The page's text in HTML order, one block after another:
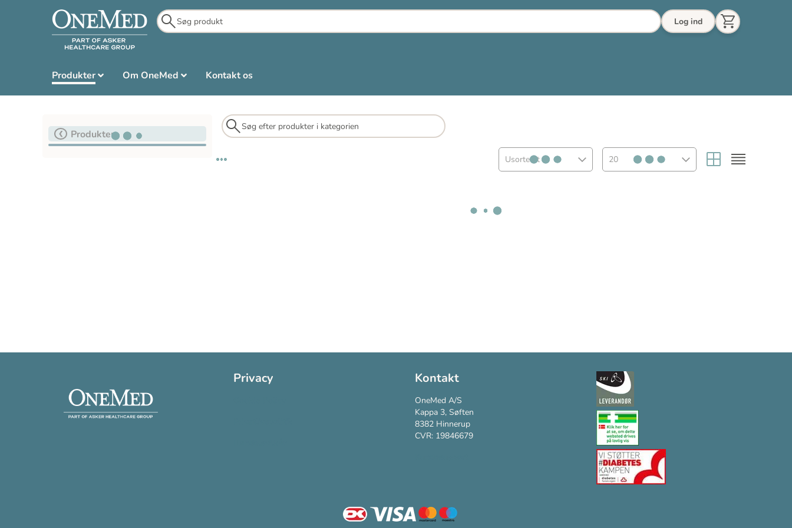
Log ind
Produkter Om OneMed Kontakt os
Produkter
Usorteret 20
Privacy Kontakt
OneMed A/S
Kappa 3, Søften
8382 Hinnerup
CVR: 19846679